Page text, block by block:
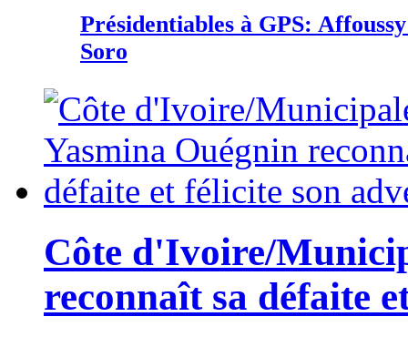
Présidentiables à GPS:
Soro
Côte d'Ivoire/
reconnaît sa défaite